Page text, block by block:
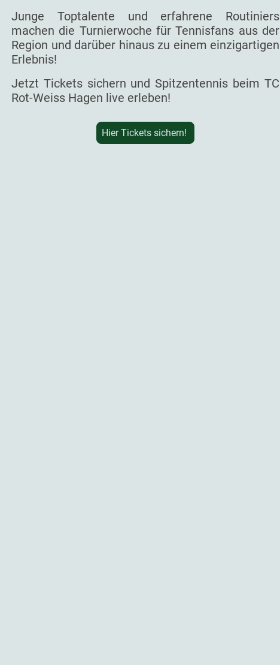
Junge Toptalente und erfahrene Routiniers
machen die Turnierwoche für Tennisfans aus der
Region und darüber hinaus zu einem einzigartigen
Erlebnis!
Jetzt Tickets sichern und Spitzentennis beim TC
Rot-Weiss Hagen live erleben!
Hier Tickets sichern!